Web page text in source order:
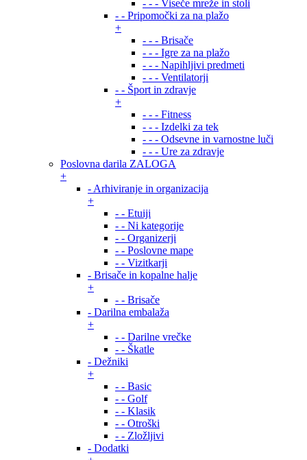
- - - Viseče mreže in stoli
- - Pripomočki za na plažo
+
- - - Brisače
- - - Igre za na plažo
- - - Napihljivi predmeti
- - - Ventilatorji
- - Šport in zdravje
+
- - - Fitness
- - - Izdelki za tek
- - - Odsevne in varnostne luči
- - - Ure za zdravje
Poslovna darila ZALOGA
+
- Arhiviranje in organizacija
+
- - Etuiji
- - Ni kategorije
- - Organizerji
- - Poslovne mape
- - Vizitkarji
- Brisače in kopalne halje
+
- - Brisače
- Darilna embalaža
+
- - Darilne vrečke
- - Škatle
- Dežniki
+
- - Basic
- - Golf
- - Klasik
- - Otroški
- - Zložljivi
- Dodatki